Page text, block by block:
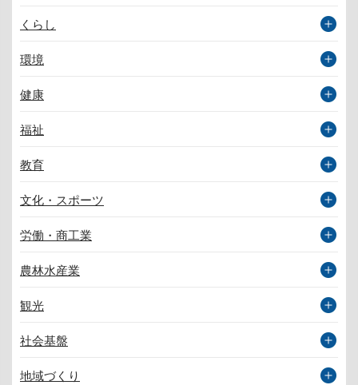
くらし
環境
健康
福祉
教育
文化・スポーツ
労働・商工業
農林水産業
観光
社会基盤
地域づくり